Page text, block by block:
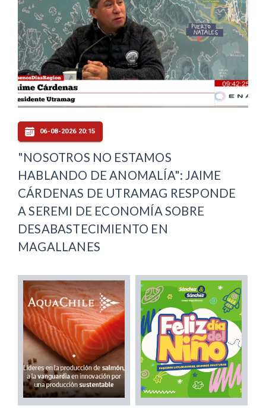
06-08-2026 20:15
"NOSOTROS NO ESTAMOS
HABLANDO DE ANOMALÍA": JAIME
CÁRDENAS DE UTRAMAG RESPONDE
A SEREMI DE ECONOMÍA SOBRE
DESABASTECIMIENTO EN
MAGALLANES